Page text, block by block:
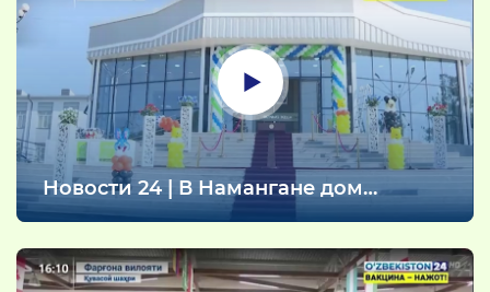
Новости 24 | В Намангане дом
мехрибонлик сдан в эксплуатацию